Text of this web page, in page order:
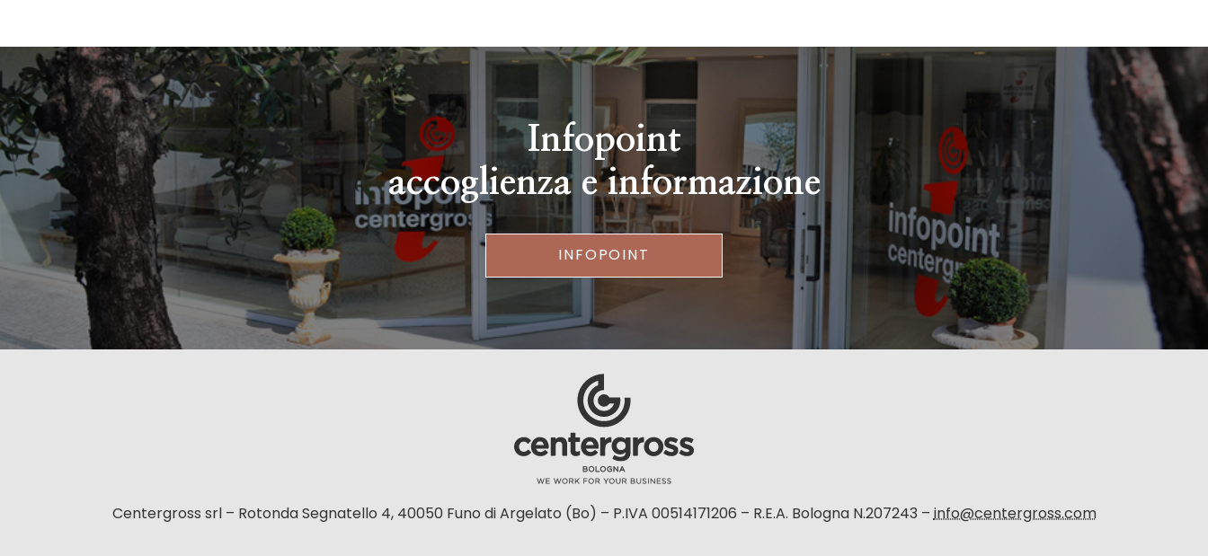
Infopoint
accoglienza e informazione
INFOPOINT
Centergross srl – Rotonda Segnatello 4, 40050 Funo di Argelato (Bo) – P.IVA 00514171206 – R.E.A. Bologna N.207243 –info@centergross.com